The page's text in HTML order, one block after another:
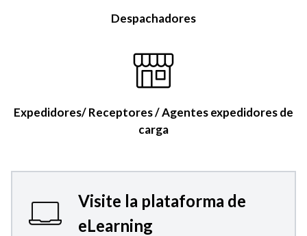
Despachadores
Expedidores/ Receptores / Agentes expedidores de
carga
Visite la plataforma de
eLearning